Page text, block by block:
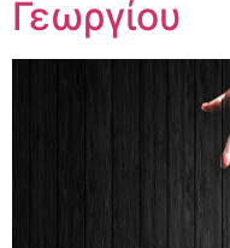
Γεωργίου